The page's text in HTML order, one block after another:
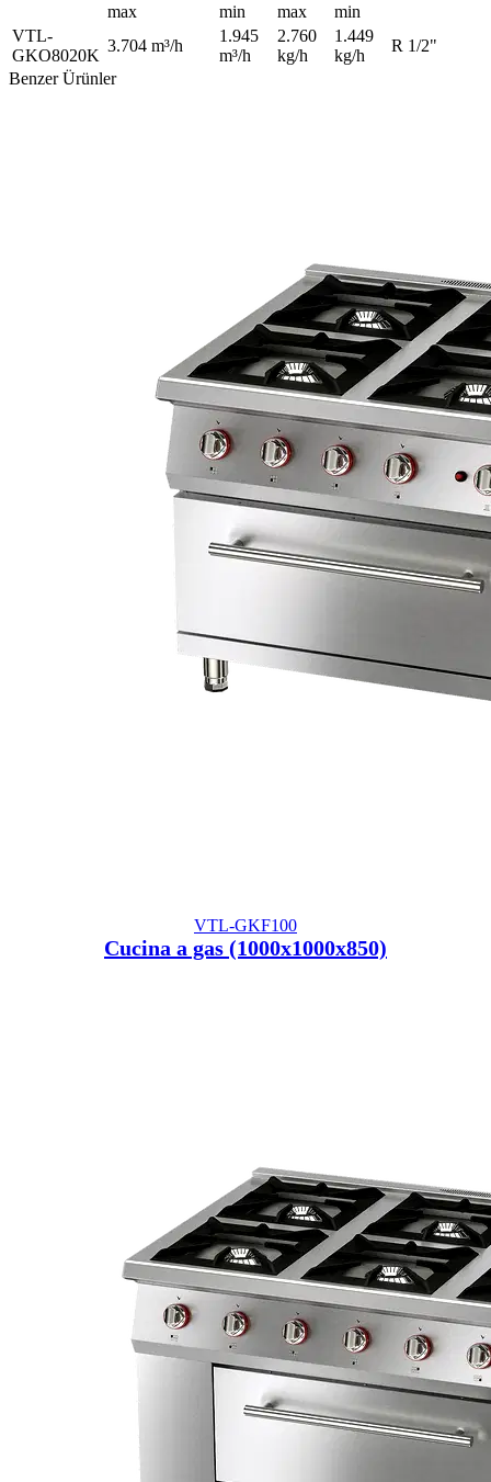
max
min max
min
VTL-
GKO8020K
3.704 m³/h
1.945
m³/h
2.760
kg/h
1.449
kg/h
R 1/2"
Benzer Ürünler
VTL-GKF100
Cucina a gas (1000x1000x850)